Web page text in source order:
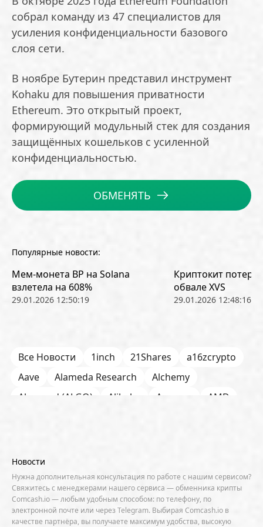
собрал команду из 47 специалистов для
усиления конфиденциальности базового
слоя сети.
В ноябре Бутерин представил инструмент
Kohaku для повышения приватности
Ethereum. Это открытый проект,
формирующий модульный стек для создания
защищённых кошельков с усиленной
конфиденциальностью.
ОБМЕНЯТЬ
Популярные новости:
Мем-монета BP на Solana
взлетела на 608%
29.01.2026 12:50:19
Криптокит
обвале XVS
29.01.2026 12:48:16
Все Новости 1inch 21Shares
a16zcrypto
Aave
Alameda Research
Alchemy
Algorand (ALGO)
Alibaba Amazon
AMD
Aster
Binance
BIS Bitcoin Core
Bitcoin Pizza Day
Bitfarms
Bitfinex Bitget
Bithumb
BitMEX
BitOK Bitwise BlackRock Block
Новости
Нужна дополнительная консультация по работе с нашим сервисом?
Свяжитесь с менеджерами нашего сервиса — обменника крипты
Comcash.io — любым удобным способом: по телефону, по
электронной почте или через Telegram. Выбирая Comcash.io в
качестве партнёра, вы получаете максимум удобства, высокую